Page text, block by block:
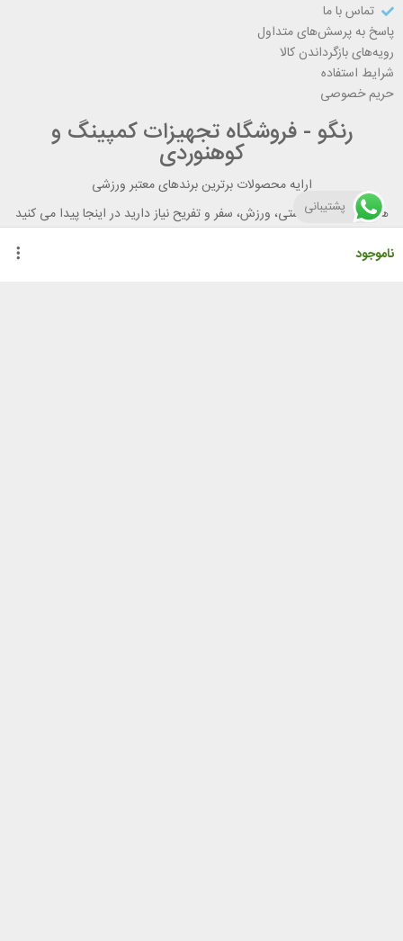
ناموجود
تماس با ما
پاسخ به پرسش‌های متداول
رویه‌های بازگرداندن کالا
شرایط استفاده
حریم خصوصی
رنگو - فروشگاه تجهیزات کمپینگ و
کوهنوردی
ارایه محصولات برترین برندهای معتبر ورزشی
هر آنچه برای تندرستی، ورزش، سفر و تفریح نیاز دارید در اینجا پیدا می کنید
پشتیبانی